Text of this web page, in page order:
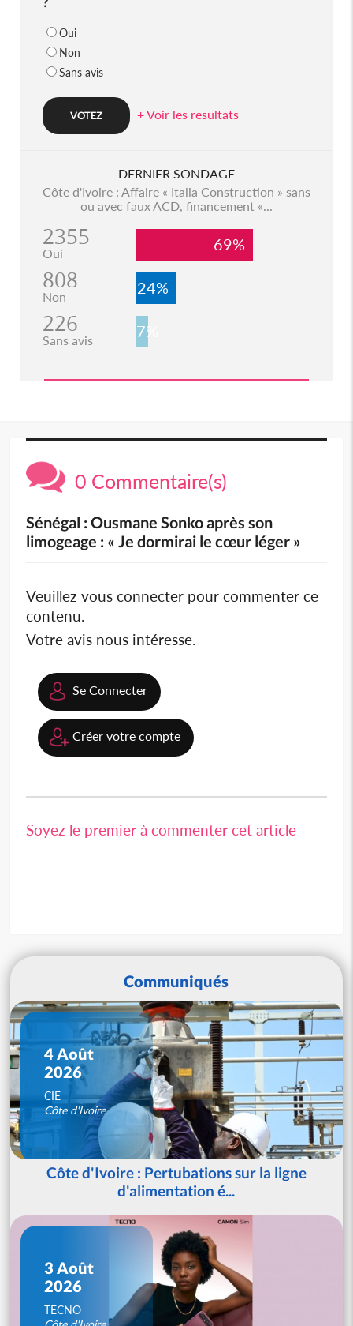
Oui
Non
Sans avis
+ Voir les resultats
DERNIER SONDAGE
Côte d'Ivoire : Affaire « Italia Construction » sans
ou avec faux ACD, financement «...
2355
Oui 69%
808
Non 24%
226
Sans avis 7%
0 Commentaire(s)
Sénégal : Ousmane Sonko après son
limogeage : « Je dormirai le cœur léger »
Veuillez vous connecter pour commenter ce
contenu.
Votre avis nous intéresse.
Se Connecter
Créer votre compte
Soyez le premier à commenter cet article
Communiqués
4 Août
2026
CIE
Côte d'Ivoire
Côte d'Ivoire : Pertubations sur la ligne
d'alimentation é...
3 Août
2026
TECNO